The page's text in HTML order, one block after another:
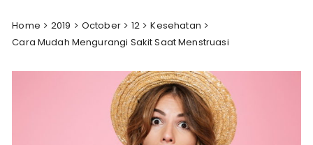
Home 2019 October 12
Kesehatan
Cara Mudah Mengurangi Sakit Saat Menstruasi